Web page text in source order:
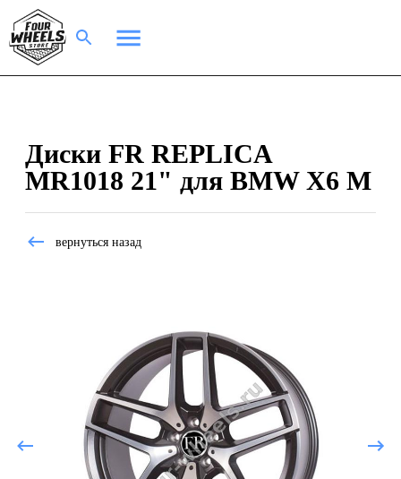
Диски FR REPLICA
MR1018 21" для BMW X6 M
вернуться назад